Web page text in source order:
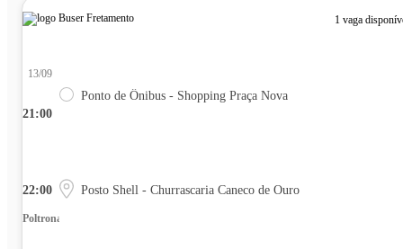
1 vaga
21:00
13/09
Ponto de Ônibus - Shopping Praça Nova
22:00 Posto Shell - Churrascaria Caneco de Ouro
Poltrona